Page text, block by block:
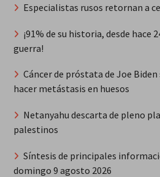
Especialistas rusos retornan a
¡91% de su historia, desde hace
guerra!
Cáncer de próstata de Joe
hacer metástasis en huesos
Netanyahu descarta de pleno
palestinos
Síntesis de principales
domingo 9 agosto 2026